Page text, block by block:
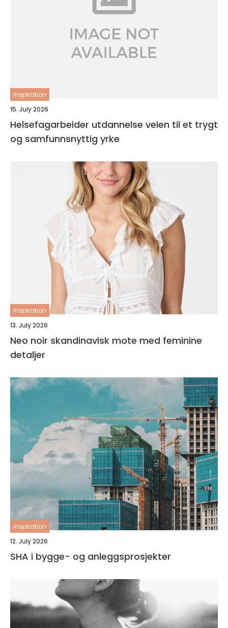
inspiration
15. July 2026
Helsefagarbeider utdannelse veien til et trygt
og samfunnsnyttig yrke
inspiration
13. July 2026
Neo noir skandinavisk mote med feminine
detaljer
inspiration
12. July 2026
SHA i bygge- og anleggsprosjekter